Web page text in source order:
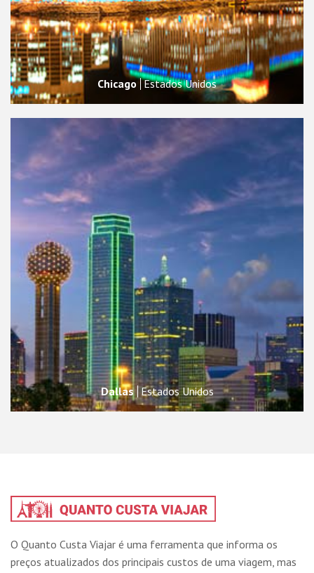
Chicago Estados Unidos
Dallas Estados Unidos
O Quanto Custa Viajar é uma ferramenta que informa os
preços atualizados dos principais custos de uma viagem, mas